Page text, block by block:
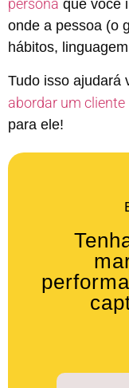
persona que você
onde a pessoa (o
hábitos,
Tudo isso ajudará
abordar um cliente
para ele!